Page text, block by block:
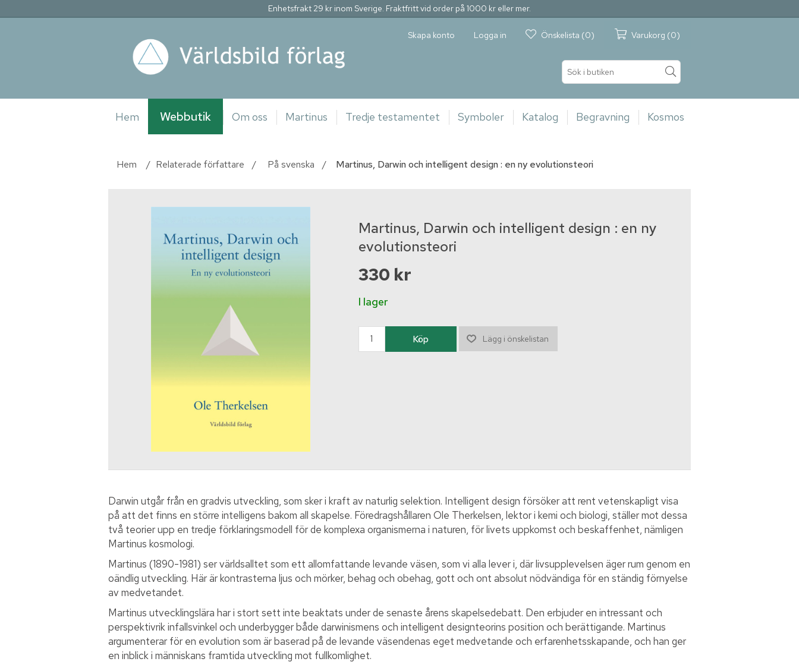
Enhetsfrakt 29 kr inom Sverige. Fraktfritt vid order på 1000 kr eller mer.
Skapa konto Logga in Önskelista (0) Varukorg (0)
Hem Webbutik Om oss Martinus Tredje testamentet Symboler Katalog Begravning Kosmos
Hem / Relaterade författare / På svenska / Martinus, Darwin och intelligent design : en ny evolutionsteori
Martinus, Darwin och intelligent design : en ny
evolutionsteori
330 kr
I lager
Darwin utgår från en gradvis utveckling, som sker i kraft av naturlig selektion. Intelligent design försöker att rent vetenskapligt visa
på att det finns en större intelligens bakom all skapelse. Föredragshållaren Ole Therkelsen, lektor i kemi och biologi, ställer mot dessa
två teorier upp en tredje förklaringsmodell för de komplexa organismerna i naturen, för livets uppkomst och beskaffenhet, nämligen
Martinus kosmologi.
Martinus (1890-1981) ser världsalltet som ett allomfattande levande väsen, som vi alla lever i, där livsupplevelsen äger rum genom en
oändlig utveckling. Här är kontrasterna ljus och mörker, behag och obehag, gott och ont absolut nödvändiga för en ständig förnyelse
av medvetandet.
Martinus utvecklingslära har i stort sett inte beaktats under de senaste årens skapelsedebatt. Den erbjuder en intressant och
perspektivrik infallsvinkel och underbygger både darwinismens och intelligent designteorins position och berättigande. Martinus
argumenterar för en evolution som är baserad på de levande väsendenas eget medvetande och erfarenhetsskapande, och han ger
en inblick i människans framtida utveckling mot fullkomlighet.